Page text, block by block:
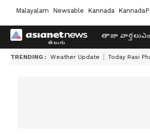
Malayalam Newsable Kannada
తాజా వార్తలు
TRENDING : Weather Update Today Rasi